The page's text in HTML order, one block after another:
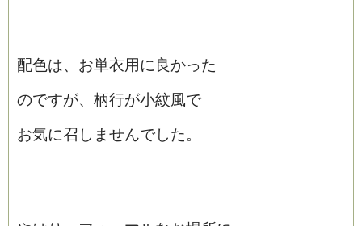
配色は、お単衣用に良かった
のですが、柄行が小紋風で
お気に召しませんでした。